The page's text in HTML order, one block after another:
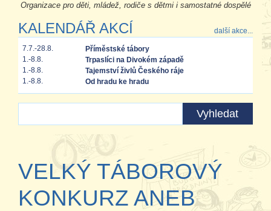
Organizace pro děti, mládež, rodiče s dětmi i samostatné dospělé
KALENDÁŘ AKCÍ další akce...
7.7.-28.8.
Příměstské tábory
1.-8.8.
Trpaslíci na Divokém západě
1.-8.8.
Tajemství živlů Českého ráje
1.-8.8.
Od hradu ke hradu
VELKÝ TÁBOROVÝ
KONKURZ ANEB